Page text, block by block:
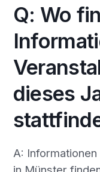
Q: Wo
dieses
A: Informationen